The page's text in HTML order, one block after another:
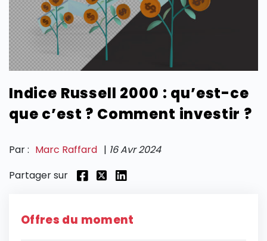
CATÉGORIES
SECTIONS
Indice Russell 2000 : qu’est-ce
que c’est ? Comment investir ?
Par : Marc Raffard | 16 Avr 2024
Partager sur
Offres du moment